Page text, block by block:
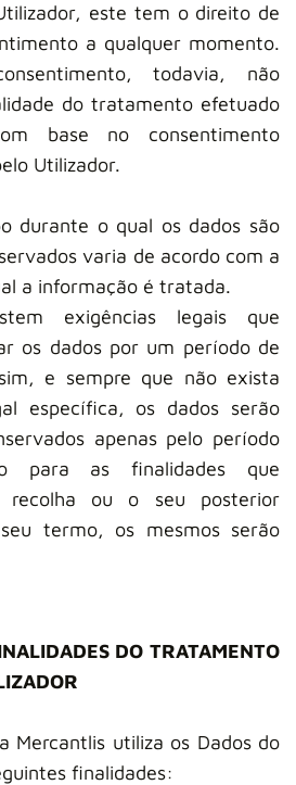
este tem o direito de
a qualquer momento.
todavia, não
do tratamento efetuado
base no consentimento
Utilizador.
durante o qual os dados são
varia de acordo com a
a informação é tratada.
exigências legais que
os dados por um período de
e sempre que não exista
específica, os dados serão
apenas pelo período
para as finalidades que
ou o seu posterior
termo, os mesmos serão
DO TRATAMENTO
Mercantlis utiliza os Dados do
finalidades: